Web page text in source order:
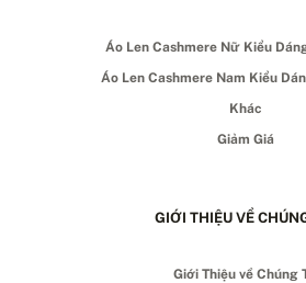
Áo Len Cashmere Nữ Kiểu
Áo Len Cashmere Nam Kiểu
Khác
Giảm Giá
GIỚI THIỆU VỀ
Giới Thiệu về Chúng